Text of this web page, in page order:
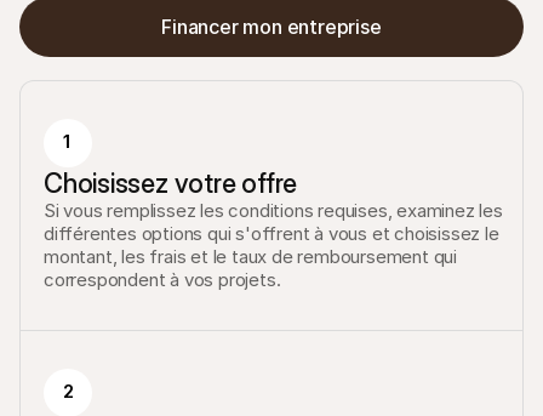
Financer mon entreprise
1
Choisissez votre offre
Si vous remplissez les conditions requises, examinez les
différentes options qui s'offrent à vous et choisissez le
montant, les frais et le taux de remboursement qui
correspondent à vos projets.
2